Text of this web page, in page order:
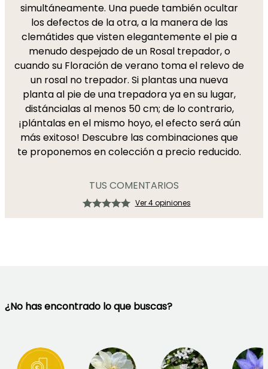
simultáneamente. Una puede también ocultar
los defectos de la otra, a la manera de las
clemátides que visten elegantemente el pie a
menudo despejado de un Rosal trepador, o
cuando su Floración de verano toma el relevo de
un rosal no trepador. Si plantas una nueva
planta al pie de una trepadora ya en su lugar,
distáncialas al menos 50 cm; de lo contrario,
¡plántalas en el mismo hoyo, el efecto será aún
más exitoso! Descubre las combinaciones que
te proponemos en colección a precio reducido.
TUS COMENTARIOS
Ver 4 opiniones
¿No has encontrado lo que buscas?